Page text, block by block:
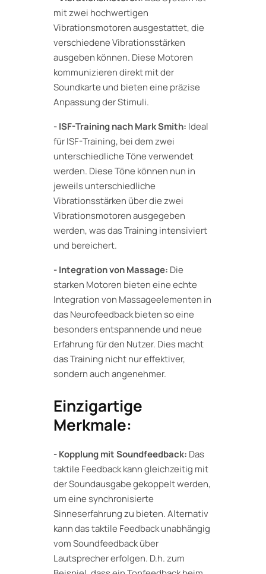
mit zwei hochwertigen
Vibrationsmotoren ausgestattet, die
verschiedene Vibrationsstärken
ausgeben können. Diese Motoren
kommunizieren direkt mit der
Soundkarte und bieten eine präzise
Anpassung der Stimuli.
- ISF-Training nach Mark Smith: Ideal
für ISF-Training, bei dem zwei
unterschiedliche Töne verwendet
werden. Diese Töne können nun in
jeweils unterschiedliche
Vibrationsstärken über die zwei
Vibrationsmotoren ausgegeben
werden, was das Training intensiviert
und bereichert.
- Integration von Massage: Die
starken Motoren bieten eine echte
Integration von Massageelementen in
das Neurofeedback bieten so eine
besonders entspannende und neue
Erfahrung für den Nutzer. Dies macht
das Training nicht nur effektiver,
sondern auch angenehmer.
Einzigartige
Merkmale:
- Kopplung mit Soundfeedback: Das
taktile Feedback kann gleichzeitig mit
der Soundausgabe gekoppelt werden,
um eine synchronisierte
Sinneserfahrung zu bieten. Alternativ
kann das taktile Feedback unabhängig
vom Soundfeedback über
Lautsprecher erfolgen. D.h. zum